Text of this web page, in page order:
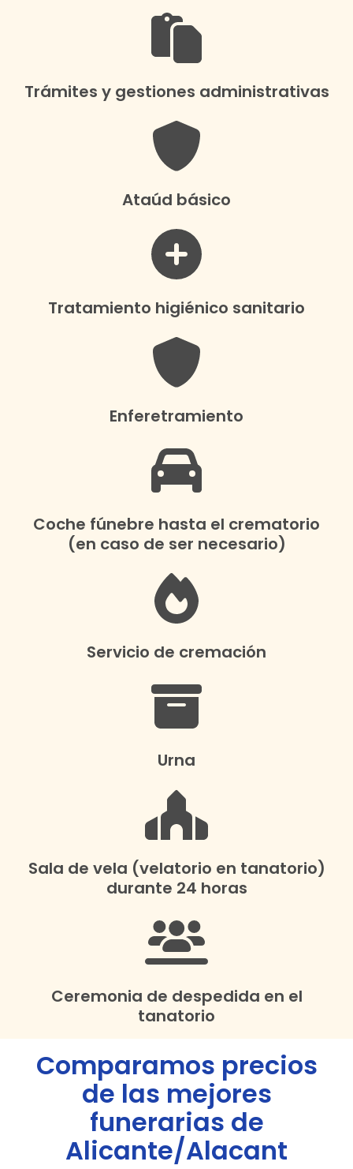
Trámites y gestiones administrativas
Ataúd básico
Tratamiento higiénico sanitario
Enferetramiento
Coche fúnebre hasta el crematorio
(en caso de ser necesario)
Servicio de cremación
Urna
Sala de vela (velatorio en tanatorio)
durante 24 horas
Ceremonia de despedida en el
tanatorio
Comparamos precios
de las mejores
funerarias de
Alicante/Alacant